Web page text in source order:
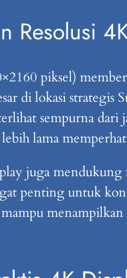
Resolusi
piksel)
di lokasi strategis
sempurna
lama
juga mendukung
penting untuk
menampilkan